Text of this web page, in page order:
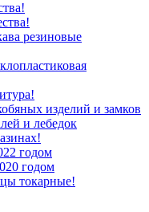
резиновые
изделий и замков
и лебедок
годом
годом
токарные!